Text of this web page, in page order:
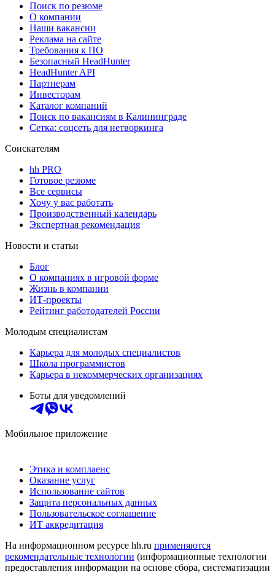
Поиск по резюме
О компании
Наши вакансии
Реклама на сайте
Требования к ПО
Безопасный HeadHunter
HeadHunter API
Партнерам
Инвесторам
Каталог компаний
Поиск по вакансиям в Калининграде
Сетка: соцсеть для нетворкинга
Соискателям
hh PRO
Готовое резюме
Все сервисы
Хочу у вас работать
Производственный календарь
Экспертная рекомендация
Новости и статьи
Блог
О компаниях в игровой форме
Жизнь в компании
ИТ-проекты
Рейтинг работодателей России
Молодым специалистам
Карьера для молодых специалистов
Школа программистов
Карьера в некоммерческих организациях
Боты для уведомлений
Мобильное приложение
Этика и комплаенс
Оказание услуг
Использование сайтов
Защита персональных данных
Пользовательское соглашение
ИТ аккредитация
На информационном ресурсе hh.ru применяются
рекомендательные технологии (информационные технологии
предоставления информации на основе сбора, систематизации